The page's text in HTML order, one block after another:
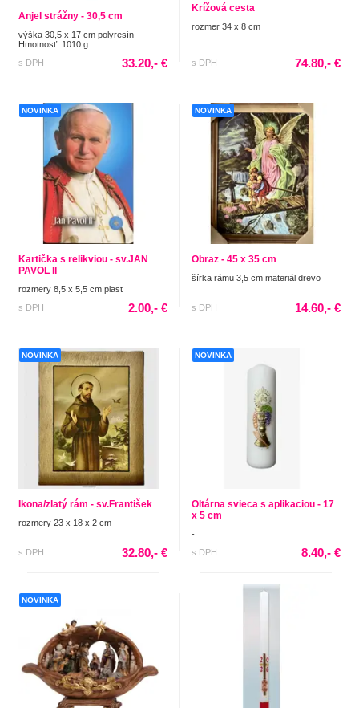
Anjel strážny - 30,5 cm
výška 30,5 x 17 cm polyresín
Hmotnosť: 1010 g
s DPH
33.20,- €
Krížová cesta
rozmer 34 x 8 cm
s DPH 74.80,- €
NOVINKA
Kartička s relikviou - sv.JAN
PAVOL II
rozmery 8,5 x 5,5 cm plast
s DPH
2.00,- €
NOVINKA
Obraz - 45 x 35 cm
šírka rámu 3,5 cm materiál drevo
s DPH 14.60,- €
NOVINKA
Ikona/zlatý rám - sv.František
rozmery 23 x 18 x 2 cm
s DPH 32.80,- €
NOVINKA
Oltárna svieca s aplikaciou - 17
x 5 cm
-
s DPH
8.40,- €
NOVINKA